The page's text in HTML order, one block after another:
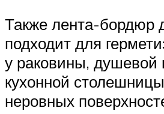
Также лента-бордюр
подходит для
у раковины, душевой
кухонной
неровных